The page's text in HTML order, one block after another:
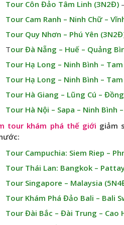
Tour Côn Đảo Tâm Linh (3N2Đ)
Tour Cam Ranh – Ninh Chữ –
Tour Quy Nhơn – Phú Yên
Tour Đà Nẵng – Huế – Quảng
Tour Hạ Long – Ninh Bình –
Tour Hạ Long – Ninh Bình –
Tour Hà Giang – Lũng Cú –
Tour Hà Nội – Sapa – Ninh Bình
tour khám phá thế giới giảm
Tour Campuchia: Siem Riep –
Tour Thái Lan: Bangkok –
Tour Singapore – Malaysia
Tour Khám Phá Đảo Bali – Bali
Tour Đài Bắc – Đài Trung – Cao